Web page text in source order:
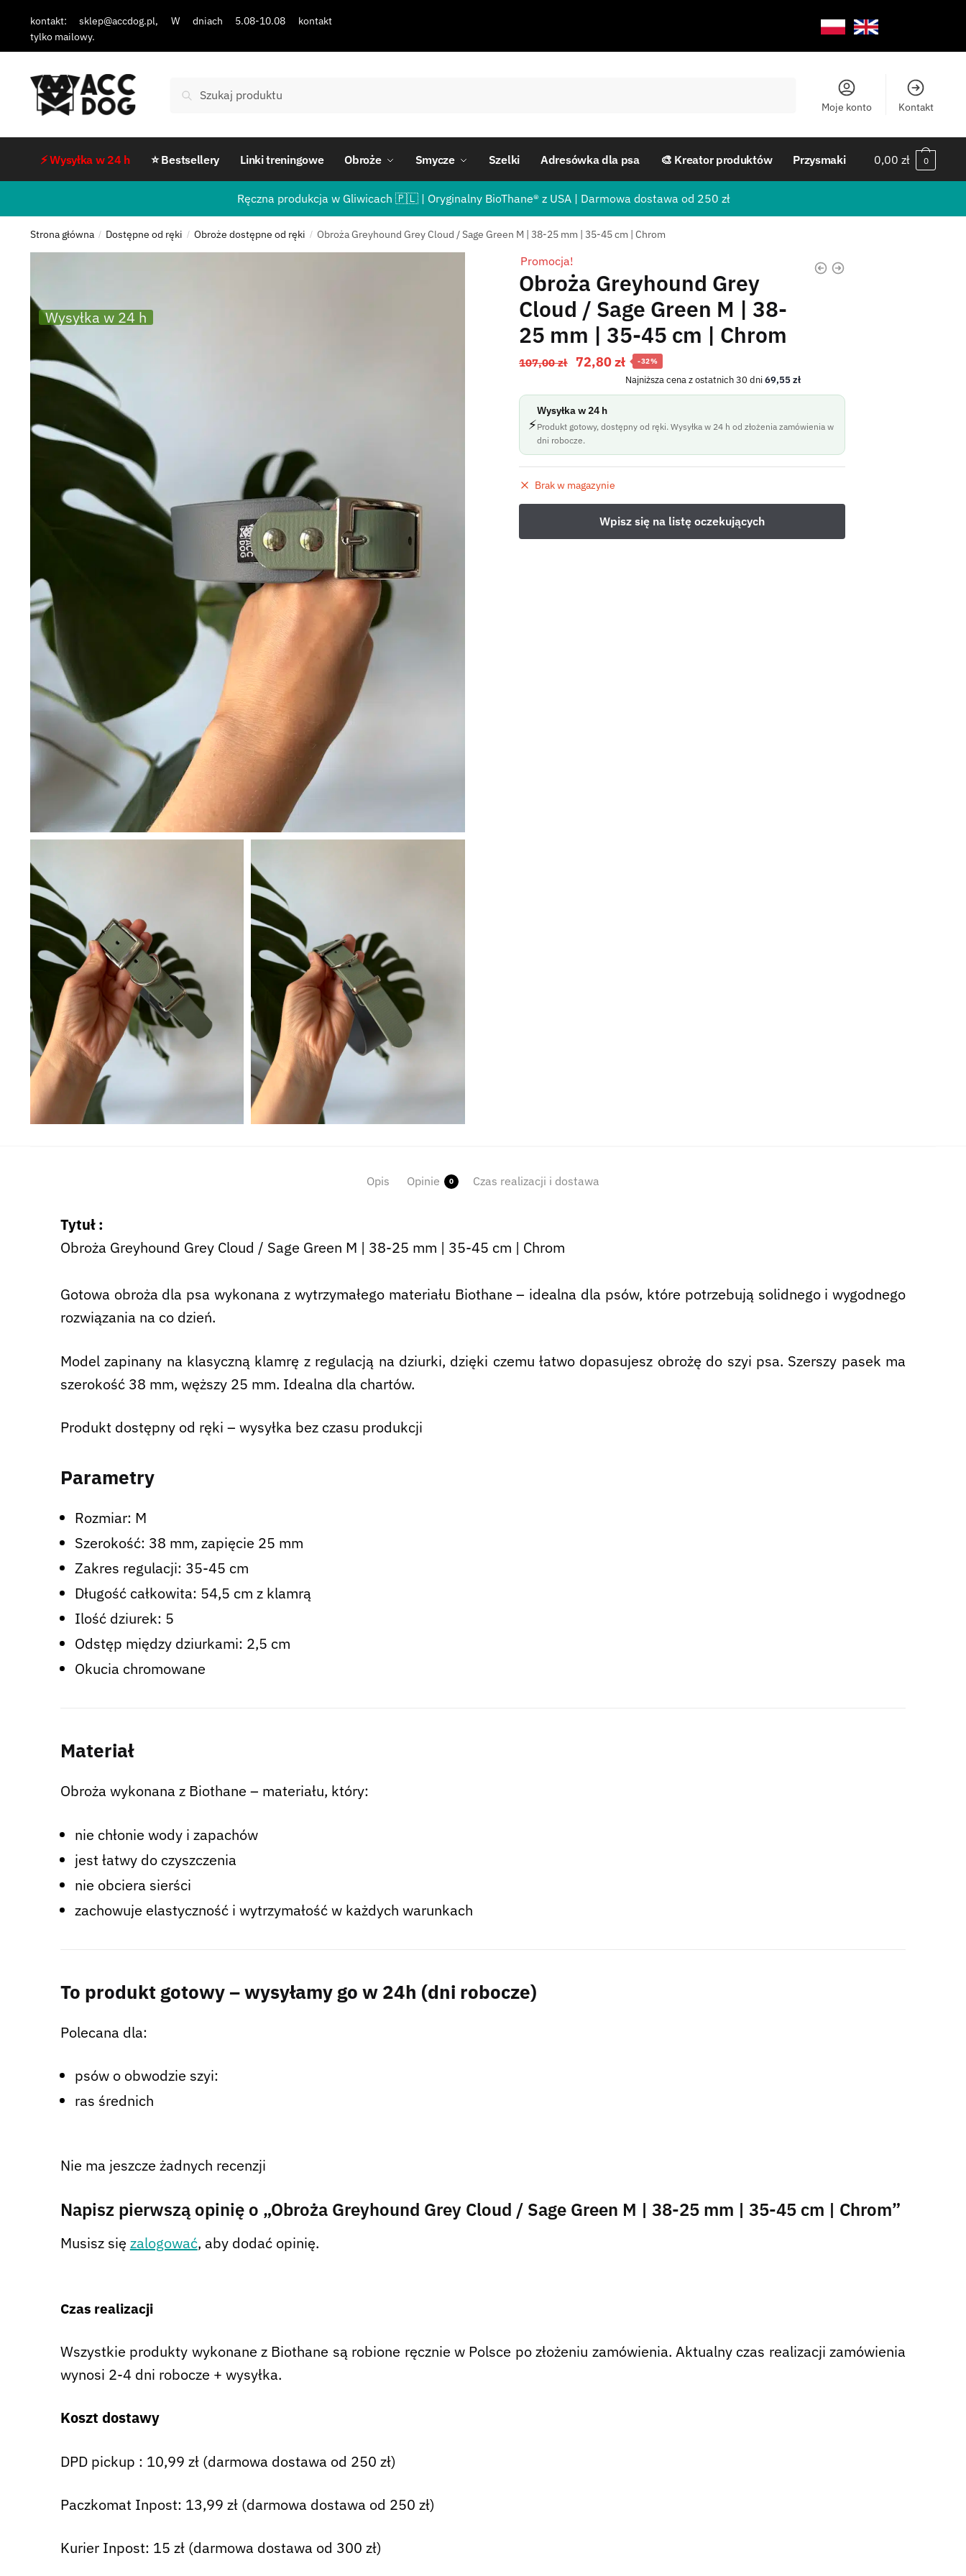
kontakt: sklep@accdog.pl, W dniach 5.08-10.08 kontakt
tylko mailowy.
Szukaj
Moje konto Kontakt
⚡ Wysyłka w 24 h ⭐ Bestsellery Linki treningowe Obroże Smycze Szelki Adresówka dla psa 🎨 Kreator produktów Przysmaki 0,00zł 0
Ręczna produkcja w Gliwicach 🇵🇱 | Oryginalny BioThane® z USA | Darmowa dostawa od 250 zł
Strona główna / Dostępne od ręki / Obroże dostępne od ręki / Obroża Greyhound Grey Cloud / Sage Green M | 38-25 mm | 35-45 cm | Chrom
Wysyłka w 24 h
Promocja!
Obroża Greyhound Grey
Cloud / Sage Green M | 38-
25 mm | 35-45 cm | Chrom
107,00zł 72,80zł -32%
Najniższa cena z ostatnich 30 dni69,55zł
⚡
Wysyłka w 24 h
Produkt gotowy, dostępny od ręki. Wysyłka w 24 h od złożenia zamówienia w
dni robocze.
Brak w magazynie
Opis Opinie 0 Czas realizacji i dostawa
Tytuł :
Obroża Greyhound Grey Cloud / Sage Green M | 38-25 mm | 35-45 cm | Chrom
Gotowa obroża dla psa wykonana z wytrzymałego materiału Biothane – idealna dla psów, które potrzebują solidnego i wygodnego
rozwiązania na co dzień.
Model zapinany na klasyczną klamrę z regulacją na dziurki, dzięki czemu łatwo dopasujesz obrożę do szyi psa. Szerszy pasek ma
szerokość 38 mm, węższy 25 mm. Idealna dla chartów.
Produkt dostępny od ręki – wysyłka bez czasu produkcji
Parametry
Rozmiar: M
Szerokość: 38 mm, zapięcie 25 mm
Zakres regulacji: 35-45 cm
Długość całkowita: 54,5 cm z klamrą
Ilość dziurek: 5
Odstęp między dziurkami: 2,5 cm
Okucia chromowane
Materiał
Obroża wykonana z Biothane – materiału, który:
nie chłonie wody i zapachów
jest łatwy do czyszczenia
nie obciera sierści
zachowuje elastyczność i wytrzymałość w każdych warunkach
To produkt gotowy – wysyłamy go w 24h (dni robocze)
Polecana dla:
psów o obwodzie szyi:
ras średnich
Nie ma jeszcze żadnych recenzji
Napisz pierwszą opinię o „Obroża Greyhound Grey Cloud / Sage Green M | 38-25 mm | 35-45 cm | Chrom”
Musisz się zalogować, aby dodać opinię.
Czas realizacji
Wszystkie produkty wykonane z Biothane są robione ręcznie w Polsce po złożeniu zamówienia. Aktualny czas realizacji zamówienia
wynosi 2-4 dni robocze + wysyłka.
Koszt dostawy
DPD pickup : 10,99 zł (darmowa dostawa od 250 zł)
Paczkomat Inpost: 13,99 zł (darmowa dostawa od 250 zł)
Kurier Inpost: 15 zł (darmowa dostawa od 300 zł)